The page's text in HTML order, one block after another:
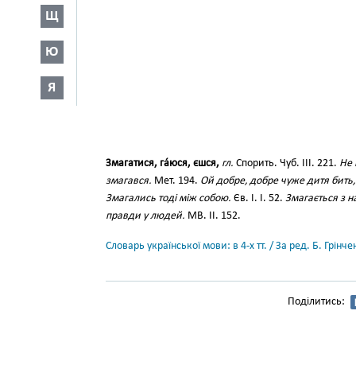
Щ
Ю
Я
Змагатися, га́юся, єшся, гл. Спорить. Чуб. III. 221. Не
змагався. Мет. 194. Ой добре, добре чуже дитя бить,
Змагались тоді між собою. Єв. І. І. 52. Змагається з
правди у людей. МВ. ІІ. 152.
Словарь української мови: в 4-х тт. / За ред. Б.
Поділитись: